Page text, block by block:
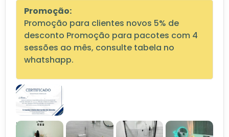
Promoção:
Promoção para clientes novos 5% de
desconto Promoção para pacotes com 4
sessões ao mês, consulte tabela no
whatshapp.
Certificado
Local